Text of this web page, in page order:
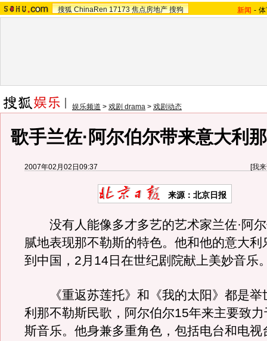
搜狐 ChinaRen 17173 焦点房地产 搜狗 新闻 -
娱乐频道 > 戏剧 drama > 戏剧动态
歌手兰佐·阿尔伯尔带来意大利
2007年02月02日09:37 [我
来源：北京日报
没有人能像多才多艺的艺术家兰佐·阿尔
腻地表现那不勒斯的特色。他和他的意大利
到中国，2月14日在世纪剧院献上美妙音乐
《重返苏莲托》和《我的太阳》都是举
利那不勒斯民歌，阿尔伯尔15年来主要致
斯音乐。他身兼多重角色，包括电台和电视